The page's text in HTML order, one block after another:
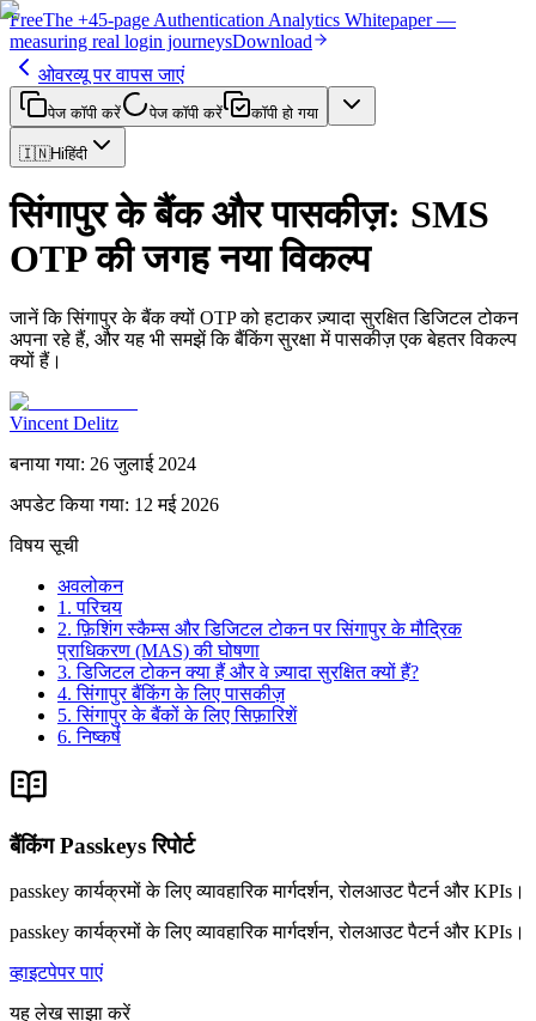
FreeThe +45-page Authentication Analytics Whitepaper —
measuring real login journeysDownload
ओवरव्यू पर वापस जाएं
पेज कॉपी करें पेज कॉपी करें कॉपी हो गया
🇮🇳Hiहिंदी
सिंगापुर के बैंक और पासकीज़: SMS
OTP की जगह नया विकल्प
जानें कि सिंगापुर के बैंक क्यों OTP को हटाकर ज़्यादा सुरक्षित डिजिटल टोकन
अपना रहे हैं, और यह भी समझें कि बैंकिंग सुरक्षा में पासकीज़ एक बेहतर विकल्प
क्यों हैं।
Vincent Delitz
बनाया गया: 26 जुलाई 2024
अपडेट किया गया: 12 मई 2026
विषय सूची
अवलोकन
1. परिचय
2. फ़िशिंग स्कैम्स और डिजिटल टोकन पर सिंगापुर के मौद्रिक
प्राधिकरण (MAS) की घोषणा
3. डिजिटल टोकन क्या हैं और वे ज़्यादा सुरक्षित क्यों हैं?
4. सिंगापुर बैंकिंग के लिए पासकीज़
5. सिंगापुर के बैंकों के लिए सिफ़ारिशें
6. निष्कर्ष
बैंकिंग Passkeys रिपोर्ट
passkey कार्यक्रमों के लिए व्यावहारिक मार्गदर्शन, रोलआउट पैटर्न और KPIs।
passkey कार्यक्रमों के लिए व्यावहारिक मार्गदर्शन, रोलआउट पैटर्न और KPIs।
व्हाइटपेपर पाएं
यह लेख साझा करें